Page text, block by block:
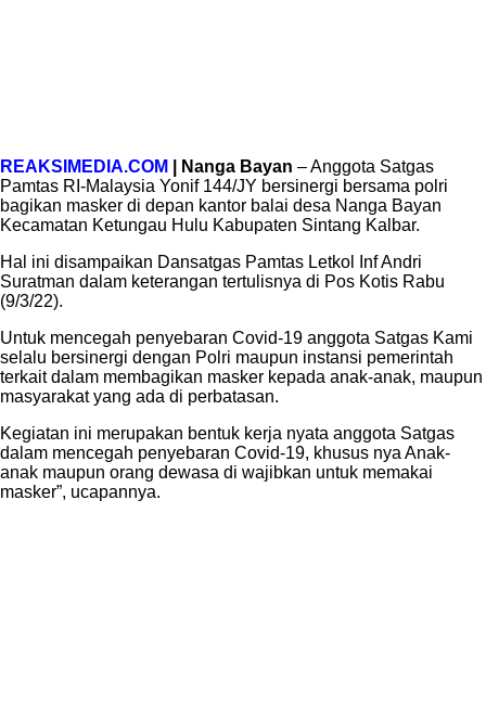
REAKSIMEDIA.COM | Nanga Bayan – Anggota Satgas
Pamtas RI-Malaysia Yonif 144/JY bersinergi bersama polri
bagikan masker di depan kantor balai desa Nanga Bayan
Kecamatan Ketungau Hulu Kabupaten Sintang Kalbar.
Hal ini disampaikan Dansatgas Pamtas Letkol Inf Andri
Suratman dalam keterangan tertulisnya di Pos Kotis Rabu
(9/3/22).
Untuk mencegah penyebaran Covid-19 anggota Satgas Kami
selalu bersinergi dengan Polri maupun instansi pemerintah
terkait dalam membagikan masker kepada anak-anak, maupun
masyarakat yang ada di perbatasan.
Kegiatan ini merupakan bentuk kerja nyata anggota Satgas
dalam mencegah penyebaran Covid-19, khusus nya Anak-
anak maupun orang dewasa di wajibkan untuk memakai
masker”, ucapannya.